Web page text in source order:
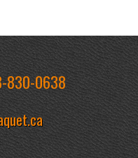
830-0638